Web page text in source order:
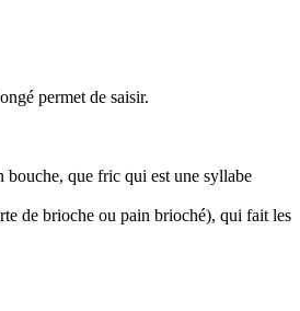
permet de saisir.
bouche, que fric qui est une syllabe
de brioche ou pain brioché), qui fait les